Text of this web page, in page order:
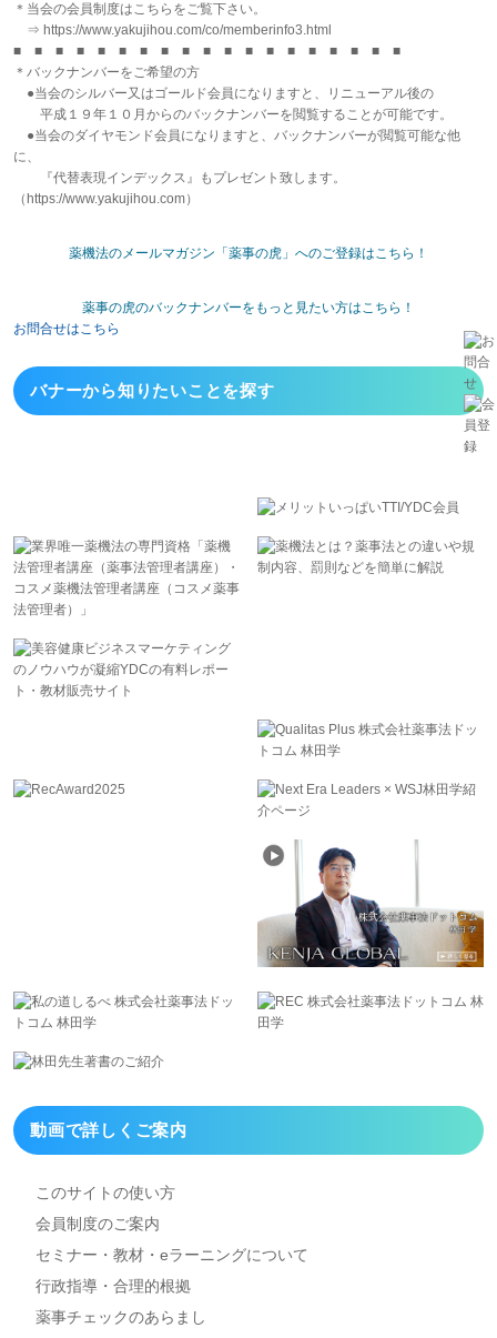
＊当会の会員制度はこちらをご覧下さい。
⇒ https://www.yakujihou.com/co/memberinfo3.html
■ ■ ■ ■ ■ ■ ■ ■ ■ ■ ■ ■ ■ ■ ■ ■ ■ ■ ■
＊バックナンバーをご希望の方
●当会のシルバー又はゴールド会員になりますと、リニューアル後の
平成１９年１０月からのバックナンバーを閲覧することが可能です。
●当会のダイヤモンド会員になりますと、バックナンバーが閲覧可能な他
に、
『代替表現インデックス』もプレゼント致します。
（https://www.yakujihou.com）
薬機法のメールマガジン「薬事の虎」へのご登録はこちら！
薬事の虎のバックナンバーをもっと見たい方はこちら！
お問合せはこちら
バナーから知りたいことを探す
動画で詳しくご案内
このサイトの使い方
会員制度のご案内
セミナー・教材・eラーニングについて
行政指導・合理的根拠
薬事チェックのあらまし